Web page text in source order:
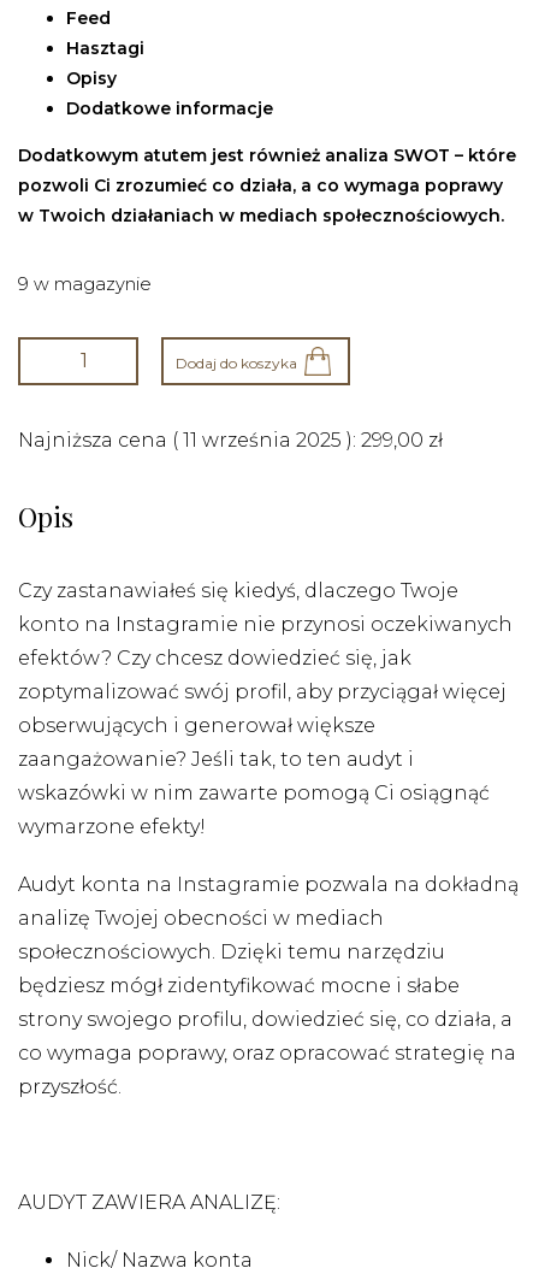
Feed
Hasztagi
Opisy
Dodatkowe informacje
Dodatkowym atutem jest również analiza SWOT – które
pozwoli Ci zrozumieć co działa, a co wymaga poprawy
w Twoich działaniach w mediach społecznościowych.
9 w magazynie
Dodaj do koszyka
Najniższa cena ( 11 września 2025 ): 299,00 zł
Opis
Czy zastanawiałeś się kiedyś, dlaczego Twoje
konto na Instagramie nie przynosi oczekiwanych
efektów? Czy chcesz dowiedzieć się, jak
zoptymalizować swój profil, aby przyciągał więcej
obserwujących i generował większe
zaangażowanie? Jeśli tak, to ten audyt i
wskazówki w nim zawarte pomogą Ci osiągnąć
wymarzone efekty!
Audyt konta na Instagramie pozwala na dokładną
analizę Twojej obecności w mediach
społecznościowych. Dzięki temu narzędziu
będziesz mógł zidentyfikować mocne i słabe
strony swojego profilu, dowiedzieć się, co działa, a
co wymaga poprawy, oraz opracować strategię na
przyszłość.
AUDYT ZAWIERA ANALIZĘ:
Nick/ Nazwa konta